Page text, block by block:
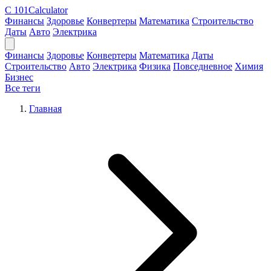
C 101Calculator
Финансы Здоровье Конвертеры Математика Строительство
Даты Авто Электрика
Финансы Здоровье Конвертеры Математика Даты
Строительство Авто Электрика Физика Повседневное Химия
Бизнес
Все теги
Главная